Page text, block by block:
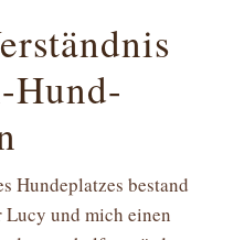
Hund-
Hundeplatzes bestand
und mich einen